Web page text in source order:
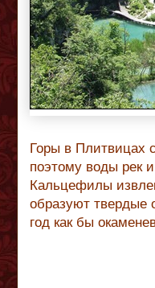
Горы в Плитвицах
поэтому воды рек
Кальцефилы
образуют твердые
год как бы